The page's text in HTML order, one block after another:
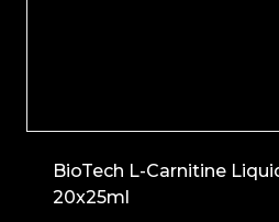
BioTech L-Carnitine
20x25ml